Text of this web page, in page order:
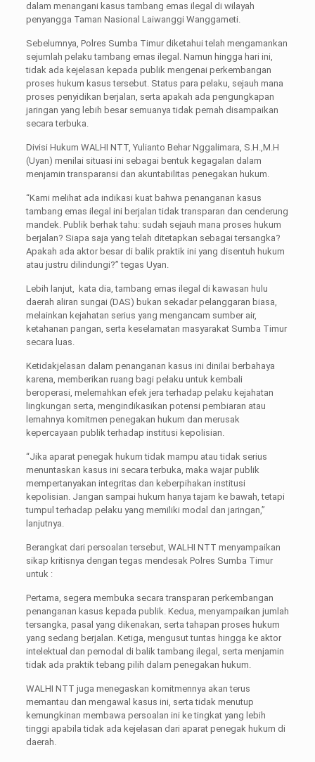
dalam menangani kasus tambang emas ilegal di wilayah
penyangga Taman Nasional Laiwanggi Wanggameti.
Sebelumnya, Polres Sumba Timur diketahui telah mengamankan
sejumlah pelaku tambang emas ilegal. Namun hingga hari ini,
tidak ada kejelasan kepada publik mengenai perkembangan
proses hukum kasus tersebut. Status para pelaku, sejauh mana
proses penyidikan berjalan, serta apakah ada pengungkapan
jaringan yang lebih besar semuanya tidak pernah disampaikan
secara terbuka.
Divisi Hukum WALHI NTT, Yulianto Behar Nggalimara, S.H.,M.H
(Uyan) menilai situasi ini sebagai bentuk kegagalan dalam
menjamin transparansi dan akuntabilitas penegakan hukum.
“Kami melihat ada indikasi kuat bahwa penanganan kasus
tambang emas ilegal ini berjalan tidak transparan dan cenderung
mandek. Publik berhak tahu: sudah sejauh mana proses hukum
berjalan? Siapa saja yang telah ditetapkan sebagai tersangka?
Apakah ada aktor besar di balik praktik ini yang disentuh hukum
atau justru dilindungi?” tegas Uyan.
Lebih lanjut, kata dia, tambang emas ilegal di kawasan hulu
daerah aliran sungai (DAS) bukan sekadar pelanggaran biasa,
melainkan kejahatan serius yang mengancam sumber air,
ketahanan pangan, serta keselamatan masyarakat Sumba Timur
secara luas.
Ketidakjelasan dalam penanganan kasus ini dinilai berbahaya
karena, memberikan ruang bagi pelaku untuk kembali
beroperasi, melemahkan efek jera terhadap pelaku kejahatan
lingkungan serta, mengindikasikan potensi pembiaran atau
lemahnya komitmen penegakan hukum dan merusak
kepercayaan publik terhadap institusi kepolisian.
“Jika aparat penegak hukum tidak mampu atau tidak serius
menuntaskan kasus ini secara terbuka, maka wajar publik
mempertanyakan integritas dan keberpihakan institusi
kepolisian. Jangan sampai hukum hanya tajam ke bawah, tetapi
tumpul terhadap pelaku yang memiliki modal dan jaringan,”
lanjutnya.
Berangkat dari persoalan tersebut, WALHI NTT menyampaikan
sikap kritisnya dengan tegas mendesak Polres Sumba Timur
untuk :
Pertama, segera membuka secara transparan perkembangan
penanganan kasus kepada publik. Kedua, menyampaikan jumlah
tersangka, pasal yang dikenakan, serta tahapan proses hukum
yang sedang berjalan. Ketiga, mengusut tuntas hingga ke aktor
intelektual dan pemodal di balik tambang ilegal, serta menjamin
tidak ada praktik tebang pilih dalam penegakan hukum.
WALHI NTT juga menegaskan komitmennya akan terus
memantau dan mengawal kasus ini, serta tidak menutup
kemungkinan membawa persoalan ini ke tingkat yang lebih
tinggi apabila tidak ada kejelasan dari aparat penegak hukum di
daerah.